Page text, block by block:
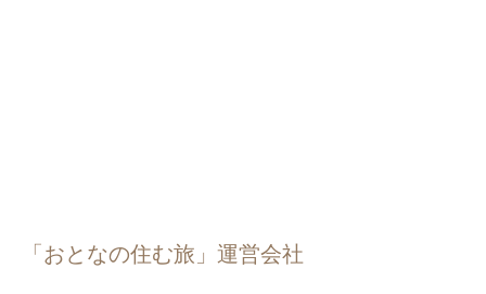
「おとなの住む旅」運営会社